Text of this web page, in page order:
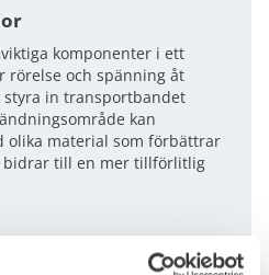
komponenter i ett
rörelse och spänning åt
in transportbandet
kan
olika material som förbättrar
bidrar till en mer tillförlitlig